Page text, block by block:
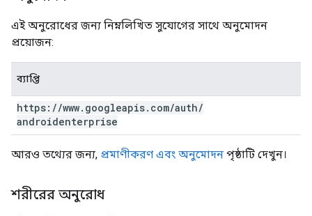
এই অনুরোধের জন্য নিম্নলিখিত সুযোগের সাথে অনুমোদন
প্রয়োজন:
ব্যাপ্তি
https: //www. googleapis. com/auth/
androidenterprise
আরও তথ্যের জন্য, প্রমাণীকরণ এবং অনুমোদন পৃষ্ঠাটি দেখুন।
শরীরের অনুরোধ